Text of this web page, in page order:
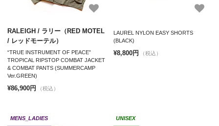
RALEIGH / ラリー（RED MOTEL
/ レッドモーテル）
“TRUE INSTRUMENT OF PEACE”
TROPICAL RIPSTOP COMBAT JACKET
& COMBAT PANTS (SUMMERCAMP
Ver.GREEN)
¥86,900円 （税込）
LAUREL NYLON EASY SHORTS
(BLACK)
¥8,800円 （税込）
MENS_LADIES UNISEX